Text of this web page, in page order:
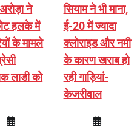
ने
हलके में
के मामले
लाडी को
सियाम ने भी माना,
ई-20 में ज्यादा
क्लोराइड और नमी
के कारण खराब हो
रही गाड़ियां-
केजरीवाल